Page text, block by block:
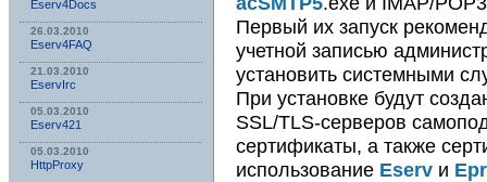
Eserv4Docs
26.03.2010
Eserv4FAQ
21.03.2010
EservIrc
05.03.2010
Eserv421
05.03.2010
HttpProxy
Первый их запуск
учетной записью
установить системными
При установке будут
SSL/TLS-серверов
сертификаты, а также
использование Eserv и